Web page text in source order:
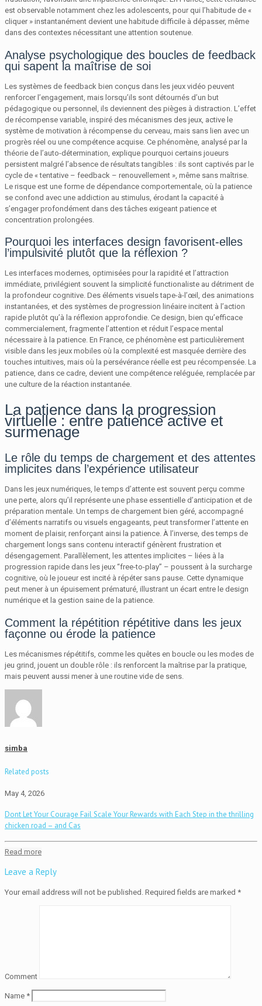
est observable notamment chez les adolescents, pour qui l’habitude de «
cliquer » instantanément devient une habitude difficile à dépasser, même
dans des contextes nécessitant une attention soutenue.
Analyse psychologique des boucles de feedback
qui sapent la maîtrise de soi
Les systèmes de feedback bien conçus dans les jeux vidéo peuvent
renforcer l’engagement, mais lorsqu’ils sont détournés d’un but
pédagogique ou personnel, ils deviennent des pièges à distraction. L’effet
de récompense variable, inspiré des mécanismes des jeux, active le
système de motivation à récompense du cerveau, mais sans lien avec un
progrès réel ou une compétence acquise. Ce phénomène, analysé par la
théorie de l’auto-détermination, explique pourquoi certains joueurs
persistent malgré l’absence de résultats tangibles : ils sont captivés par le
cycle de « tentative – feedback – renouvellement », même sans maîtrise.
Le risque est une forme de dépendance comportementale, où la patience
se confond avec une addiction au stimulus, érodant la capacité à
s’engager profondément dans des tâches exigeant patience et
concentration prolongées.
Pourquoi les interfaces design favorisent-elles
l’impulsivité plutôt que la réflexion ?
Les interfaces modernes, optimisées pour la rapidité et l’attraction
immédiate, privilégient souvent la simplicité functionaliste au détriment de
la profondeur cognitive. Des éléments visuels tape-à-l’œil, des animations
instantanées, et des systèmes de progression linéaire incitent à l’action
rapide plutôt qu’à la réflexion approfondie. Ce design, bien qu’efficace
commercialement, fragmente l’attention et réduit l’espace mental
nécessaire à la patience. En France, ce phénomène est particulièrement
visible dans les jeux mobiles où la complexité est masquée derrière des
touches intuitives, mais où la persévérance réelle est peu récompensée. La
patience, dans ce cadre, devient une compétence reléguée, remplacée par
une culture de la réaction instantanée.
La patience dans la progression
virtuelle : entre patience active et
surmenage
Le rôle du temps de chargement et des attentes
implicites dans l’expérience utilisateur
Dans les jeux numériques, le temps d’attente est souvent perçu comme
une perte, alors qu’il représente une phase essentielle d’anticipation et de
préparation mentale. Un temps de chargement bien géré, accompagné
d’éléments narratifs ou visuels engageants, peut transformer l’attente en
moment de plaisir, renforçant ainsi la patience. À l’inverse, des temps de
chargement longs sans contenu interactif génèrent frustration et
désengagement. Parallèlement, les attentes implicites – liées à la
progression rapide dans les jeux “free-to-play” – poussent à la surcharge
cognitive, où le joueur est incité à répéter sans pause. Cette dynamique
peut mener à un épuisement prématuré, illustrant un écart entre le design
numérique et la gestion saine de la patience.
Comment la répétition répétitive dans les jeux
façonne ou érode la patience
Les mécanismes répétitifs, comme les quêtes en boucle ou les modes de
jeu grind, jouent un double rôle : ils renforcent la maîtrise par la pratique,
mais peuvent aussi mener à une routine vide de sens.
simba
Related posts
May 4, 2026
Dont Let Your Courage Fail Scale Your Rewards with Each Step in the thrilling
chicken road – and Cas
Read more
Leave a Reply
Your email address will not be published. Required fields are marked *
Comment
Name *